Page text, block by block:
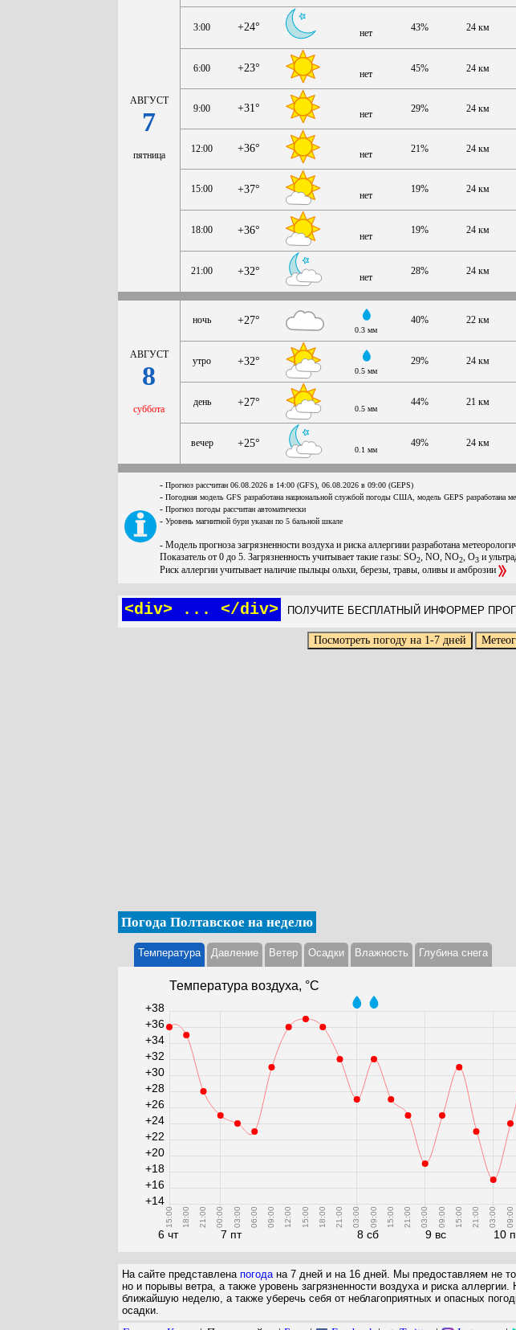
АВГУСТ
7
пятница
3:00 +24° нет 43% 24 км
6:00 +23° нет 45% 24 км
9:00 +31° нет 29% 24 км
12:00 +36° нет 21% 24 км
15:00 +37° нет
19% 24 км
18:00 +36° нет
19% 24 км
21:00 +32° нет
28% 24 км
АВГУСТ
8
суббота
ночь +27°
0.3 мм
40% 22 км
утро +32°
0.5 мм
29% 24 км
день +27°
0.5 мм
44% 21 км
вечер +25°
0.1 мм
49% 24 км
- Прогноз рассчитан 06.08.2026 в 14:00 (GFS), 06.08.2026 в 09:00 (GEPS)
- Погодная модель GFS разработана национальной службой погоды США, модель GEPS разработана
- Прогноз погоды рассчитан автоматически
- Уровень магнитной бури указан по 5 бальной шкале
- Модель прогноза загрязненности воздуха и риска аллергиии разработана
Показатель от 0 до 5. Загрязненность учитывает такие газы: SO2 , NO, NO2 , O3 и
Риск аллергии учитывает наличие пыльцы ольхи, березы, травы, оливы и амброзии
<div> ... </div> ПОЛУЧИТЕ БЕСПЛАТНЫЙ ИНФОРМЕР
Погода Полтавское на неделю
Температура Давление Ветер Осадки Влажность Глубина снега
Температура воздуха, °С
6 чт
15:00 18:00 21:00
7 пт
00:00 03:00 06:00 09:00 12:00 15:00 18:00 21:00
8 сб
03:00 09:00 15:00 21:00
9 вс
03:00 09:00 15:00 21:00
10
03:00 09:00
+14
+16
+18
+20
+22
+24
+26
+28
+30
+32
+34
+36
+38
На сайте представлена погода на 7 дней и на 16 дней. Мы предоставляем не
но и порывы ветра, а также уровень загрязненности воздуха и риска
ближайшую неделю, а также уберечь себя от неблагоприятных и опасных
осадки.